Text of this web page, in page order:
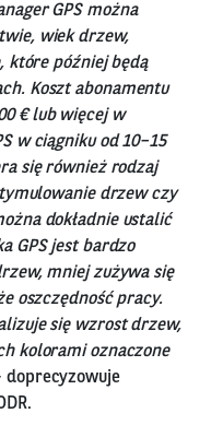
GPS można
wiek drzew,
które później będą
Koszt abonamentu
€ lub więcej w
w ciągniku od 10–15
się również rodzaj
drzew czy
dokładnie ustalić
GPS jest bardzo
mniej zużywa się
oszczędność pracy.
się wzrost drzew,
kolorami oznaczone
doprecyzowuje